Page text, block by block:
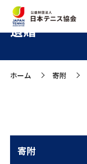
遺贈
ホーム >
寄附
寄附